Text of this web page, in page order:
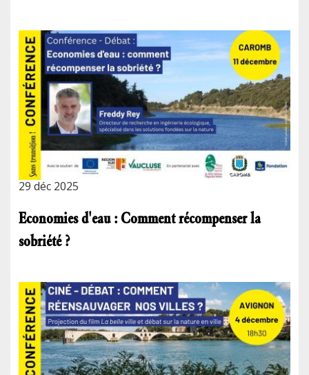
29 déc 2025
Economies d'eau : Comment récompenser la
sobriété ?